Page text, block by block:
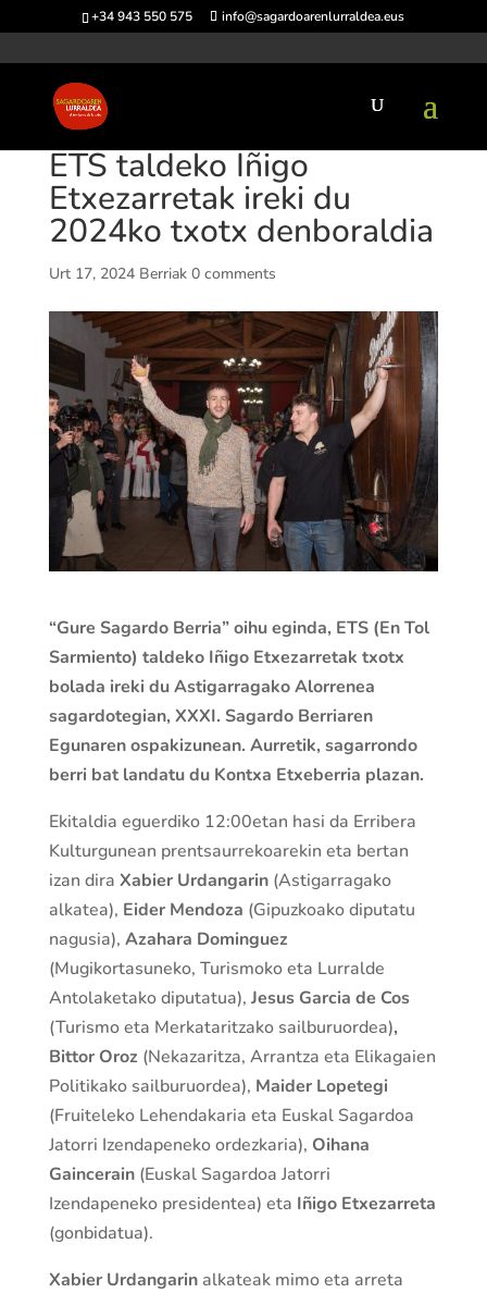
+34 943 550 575 info@sagardoarenlurraldea.eus
ETS taldeko Iñigo
Etxezarretak ireki du
2024ko txotx denboraldia
Urt 17, 2024 Berriak 0 comments
“Gure Sagardo Berria” oihu eginda, ETS (En Tol
Sarmiento) taldeko Iñigo Etxezarretak txotx
bolada ireki du Astigarragako Alorrenea
sagardotegian, XXXI. Sagardo Berriaren
Egunaren ospakizunean. Aurretik, sagarrondo
berri bat landatu du Kontxa Etxeberria plazan.
Ekitaldia eguerdiko 12:00etan hasi da Erribera
Kulturgunean prentsaurrekoarekin eta bertan
izan dira Xabier Urdangarin(Astigarragako
alkatea), Eider Mendoza (Gipuzkoako diputatu
nagusia), Azahara Dominguez
(Mugikortasuneko, Turismoko eta Lurralde
Antolaketako diputatua), Jesus Garcia de Cos
(Turismo eta Merkataritzako sailburuordea),
Bittor Oroz(Nekazaritza, Arrantza eta Elikagaien
Politikako sailburuordea), Maider Lopetegi
(Fruiteleko Lehendakaria eta Euskal Sagardoa
Jatorri Izendapeneko ordezkaria), Oihana
Gaincerain(Euskal Sagardoa Jatorri
Izendapeneko presidentea) eta Iñigo Etxezarreta
(gonbidatua).
Xabier Urdangarinalkateak mimo eta arreta